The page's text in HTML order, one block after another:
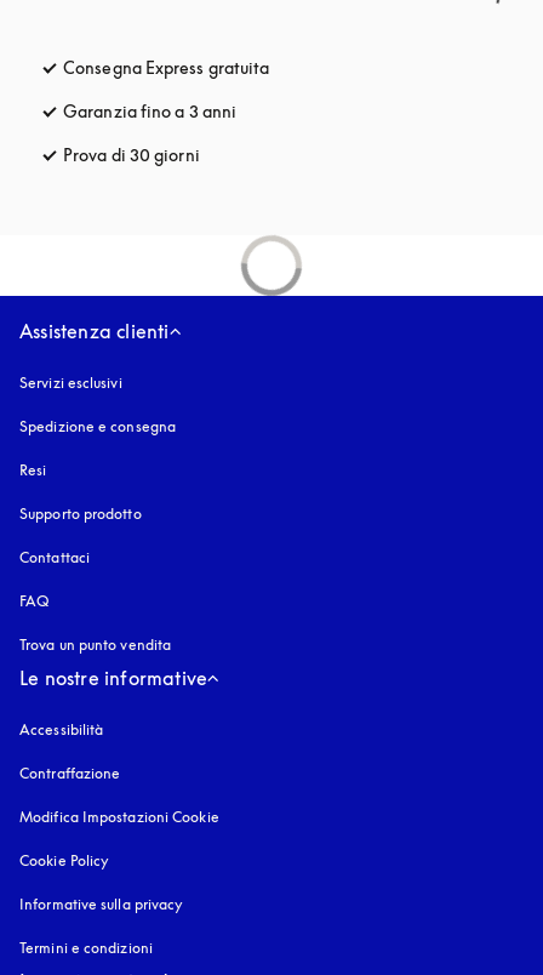
Consegna Express gratuita
Garanzia fino a 3 anni
Prova di 30 giorni
Assistenza clienti
Servizi esclusivi
Spedizione e consegna
Resi
Supporto prodotto
Contattaci
FAQ
Trova un punto vendita
Le nostre informative
Accessibilità
Contraffazione
Modifica Impostazioni Cookie
Cookie Policy
Informative sulla privacy
Termini e condizioni